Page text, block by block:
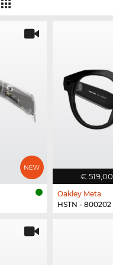
€ 519,00
Oakley Meta
HSTN - 800202